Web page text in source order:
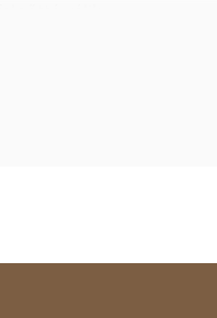
tőle felnőtt